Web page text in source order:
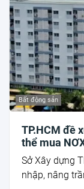
Bất động sản
TP.HCM đề
thể mua
Sở Xây dựng
nhập, nâng